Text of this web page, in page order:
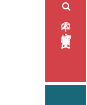
本の検索・注文